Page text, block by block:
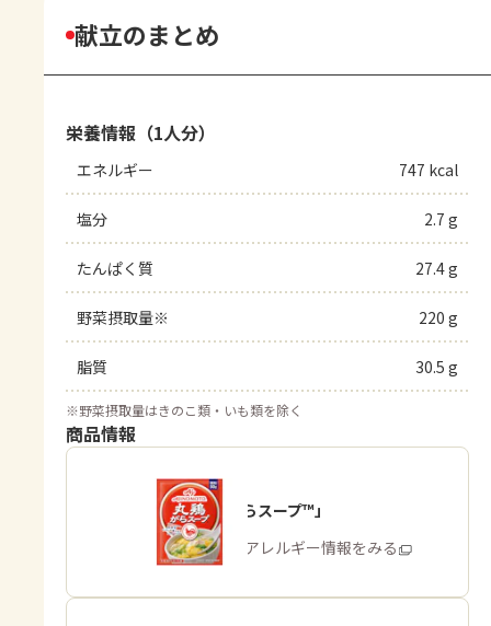
献立のまとめ
栄養情報（1人分）
エネルギー 747 kcal
塩分 2.7 g
たんぱく質 27.4 g
野菜摂取量※ 220 g
脂質 30.5 g
※野菜摂取量はきのこ類・いも類を除く
商品情報
「丸鶏がらスープ™」
商品・アレルギー情報をみる